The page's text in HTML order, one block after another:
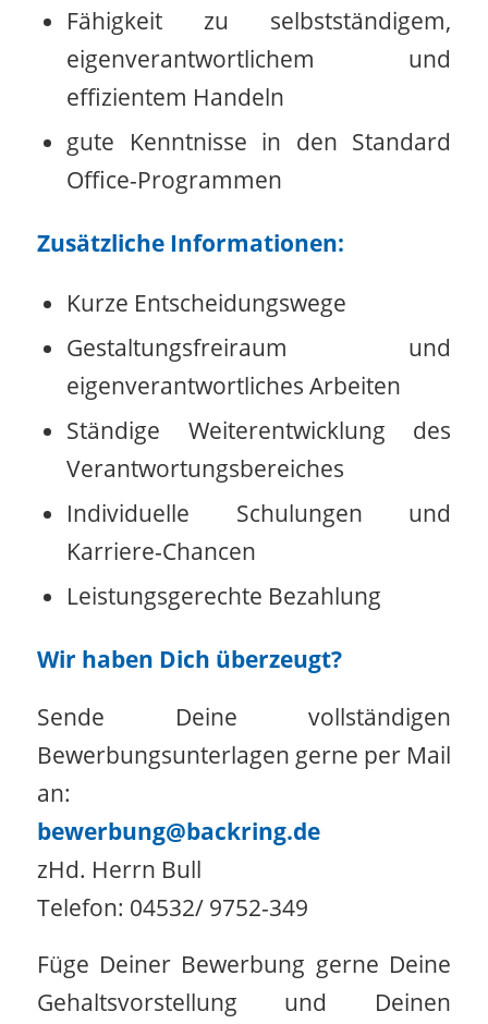
Fähigkeit zu selbstständigem,
eigenverantwortlichem und
effizientem Handeln
gute Kenntnisse in den Standard
Office-Programmen
Zusätzliche Informationen:
Kurze Entscheidungswege
Gestaltungsfreiraum und
eigenverantwortliches Arbeiten
Ständige Weiterentwicklung des
Verantwortungsbereiches
Individuelle Schulungen und
Karriere-Chancen
Leistungsgerechte Bezahlung
Wir haben Dich überzeugt?
Sende Deine vollständigen
Bewerbungsunterlagen gerne per Mail
an:
bewerbung@backring.de
zHd. Herrn Bull
Telefon: 04532/ 9752-349
Füge Deiner Bewerbung gerne Deine
Gehaltsvorstellung und Deinen